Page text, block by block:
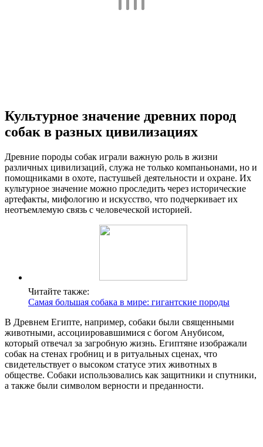
Культурное значение древних пород
собак в разных цивилизациях
Древние породы собак играли важную роль в жизни
различных цивилизаций, служа не только компаньонами, но и
помощниками в охоте, пастушьей деятельности и охране. Их
культурное значение можно проследить через исторические
артефакты, мифологию и искусство, что подчеркивает их
неотъемлемую связь с человеческой историей.
Читайте также:
Самая большая собака в мире: гигантские породы
В Древнем Египте, например, собаки были священными
животными, ассоциировавшимися с богом Анубисом,
который отвечал за загробную жизнь. Египтяне изображали
собак на стенах гробниц и в ритуальных сценах, что
свидетельствует о высоком статусе этих животных в
обществе. Собаки использовались как защитники и спутники,
а также были символом верности и преданности.